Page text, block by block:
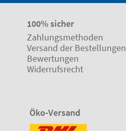
100% sicher
Zahlungsmethoden
Versand der Bestellungen
Bewertungen
Widerrufsrecht
Öko-Versand